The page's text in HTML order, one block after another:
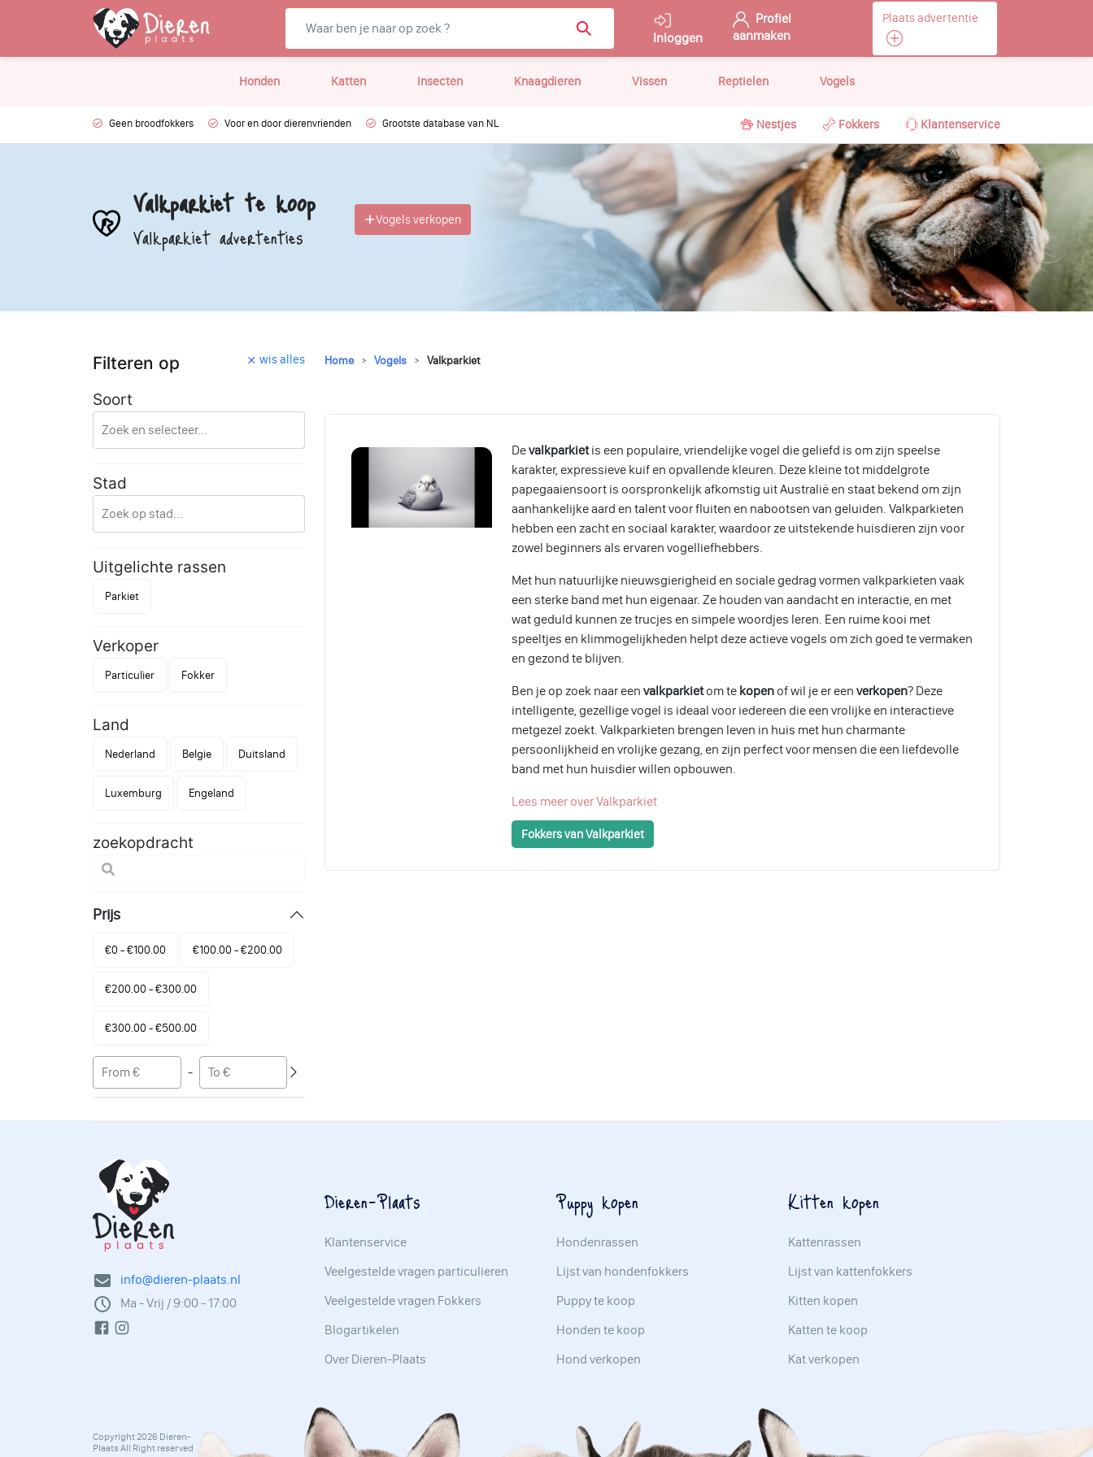
Inloggen
Profiel
aanmaken
Plaats advertentie
Honden Katten Insecten Knaagdieren Vissen Reptielen Vogels
Geen broodfokkers Voor en door dierenvrienden Grootste database van NL Nestjes Fokkers Klantenservice
Valkparkiet te koop
Valkparkiet advertenties Vogels verkopen
Filteren op wis alles
Soort
Stad
Uitgelichte rassen
Parkiet
Verkoper
Particulier Fokker
Land
Nederland Belgie Duitsland
Luxemburg Engeland
zoekopdracht
Prijs
€0 - €100.00 €100.00 - €200.00
€200.00 - €300.00
€300.00 - €500.00
-
Home Vogels Valkparkiet
Devalkparkietis een populaire, vriendelijke vogel die geliefd is om zijn speelse
karakter, expressieve kuif en opvallende kleuren. Deze kleine tot middelgrote
papegaaiensoort is oorspronkelijk afkomstig uit Australië en staat bekend om zijn
aanhankelijke aard en talent voor fluiten en nabootsen van geluiden. Valkparkieten
hebben een zacht en sociaal karakter, waardoor ze uitstekende huisdieren zijn voor
zowel beginners als ervaren vogelliefhebbers.
Met hun natuurlijke nieuwsgierigheid en sociale gedrag vormen valkparkieten vaak
een sterke band met hun eigenaar. Ze houden van aandacht en interactie, en met
wat geduld kunnen ze trucjes en simpele woordjes leren. Een ruime kooi met
speeltjes en klimmogelijkheden helpt deze actieve vogels om zich goed te vermaken
en gezond te blijven.
Ben je op zoek naar eenvalkparkietom te kopen of wil je er eenverkopen? Deze
intelligente, gezellige vogel is ideaal voor iedereen die een vrolijke en interactieve
metgezel zoekt. Valkparkieten brengen leven in huis met hun charmante
persoonlijkheid en vrolijke gezang, en zijn perfect voor mensen die een liefdevolle
band met hun huisdier willen opbouwen.
Lees meer over Valkparkiet
Fokkers van Valkparkiet
info@dieren-plaats.nl
Ma - Vrij / 9:00 - 17:00
Copyright 2026 Dieren-
Plaats All Right reserved
Dieren-Plaats
Klantenservice
Veelgestelde vragen particulieren
Veelgestelde vragen Fokkers
Blogartikelen
Over Dieren-Plaats
Puppy kopen
Hondenrassen
Lijst van hondenfokkers
Puppy te koop
Honden te koop
Hond verkopen
Kitten kopen
Kattenrassen
Lijst van kattenfokkers
Kitten kopen
Katten te koop
Kat verkopen